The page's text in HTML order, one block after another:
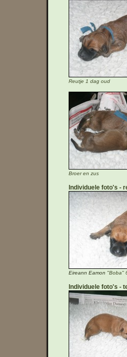
Reutje 1 dag oud
Broer en zus
Individuele foto's
Eireann Eamon "Boba"
Individuele foto's